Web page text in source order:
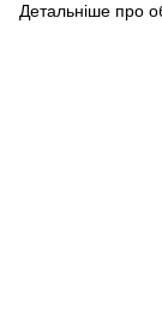
Детальніше про